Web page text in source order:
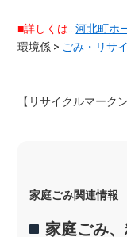
■詳しくは…河北町ホ
環境係 > ごみ・リサ
【リサイクルマーク
家庭ごみ関連情報
家庭ごみ